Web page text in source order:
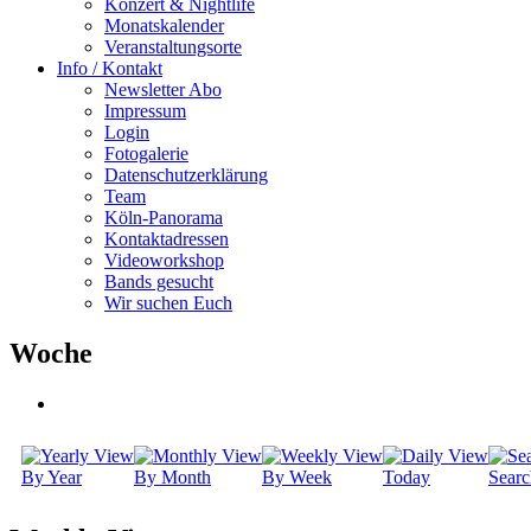
Konzert & Nightlife
Monatskalender
Veranstaltungsorte
Info / Kontakt
Newsletter Abo
Impressum
Login
Fotogalerie
Datenschutzerklärung
Team
Köln-Panorama
Kontaktadressen
Videoworkshop
Bands gesucht
Wir suchen Euch
Woche
By Year By Month By Week Today